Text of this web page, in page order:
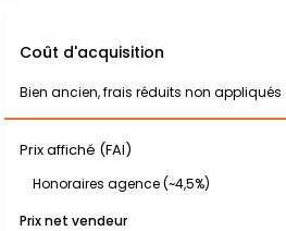
Coût d'acquisition
Bien ancien, frais réduits non appliqués
Prix affiché (FAI)
Honoraires agence (~4,5%)
Prix net vendeur